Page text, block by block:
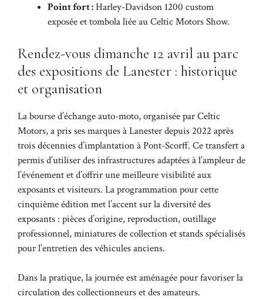
Point fort :Harley-Davidson 1200 custom
exposée et tombola liée au Celtic Motors Show.
Rendez-vous dimanche 12 avril au parc
des expositions de Lanester : historique
et organisation
La bourse d’échange auto-moto, organisée par Celtic
Motors, a pris ses marques à Lanester depuis 2022 après
trois décennies d’implantation à Pont-Scorff. Ce transfert a
permis d’utiliser des infrastructures adaptées à l’ampleur de
l’événement et d’offrir une meilleure visibilité aux
exposants et visiteurs. La programmation pour cette
cinquième édition met l’accent sur la diversité des
exposants : pièces d’origine, reproduction, outillage
professionnel, miniatures de collection et stands spécialisés
pour l’entretien des véhicules anciens.
Dans la pratique, la journée est aménagée pour favoriser la
circulation des collectionneurs et des amateurs.